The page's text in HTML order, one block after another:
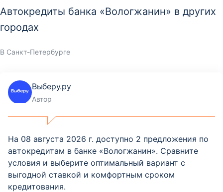
Автокредиты банка «Вологжанин» в других
городах
В Санкт-Петербурге
Выберу.ру
Автор
На 08 августа 2026 г. доступно 2 предложения по
автокредитам в банке «Вологжанин». Сравните
условия и выберите оптимальный вариант с
выгодной ставкой и комфортным сроком
кредитования.